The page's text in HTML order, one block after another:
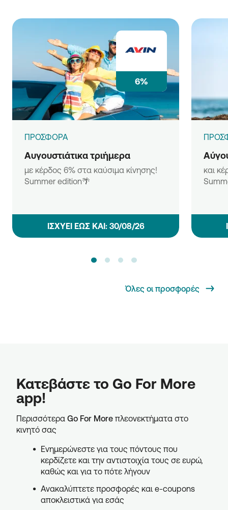
6%
ΠΡΟΣΦΟΡΑ
Αυγουστιάτικα τριήμερα
με κέρδος 6% στα καύσιμα κίνησης!
Summer edition🌴
ΙΣΧΥΕΙ ΕΩΣ ΚΑΙ: 30/08/26
και
Όλες οι προσφορές
Κατεβάστε το Go For More
app!
Περισσότερα Go For More πλεονεκτήματα στο
κινητό σας
Ενημερώνεστε για τους πόντους που
κερδίζετε και την αντιστοιχία τους σε ευρώ,
καθώς και για το πότε λήγουν
Ανακαλύπτετε προσφορές και e-coupons
αποκλειστικά για εσάς